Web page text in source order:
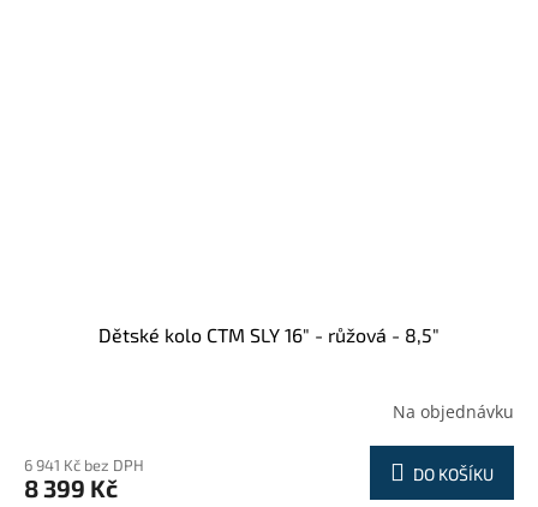
Dětské kolo CTM SLY 16" - růžová - 8,5"
Na objednávku
6 941 Kč bez DPH
8 399 Kč DO KOŠÍKU